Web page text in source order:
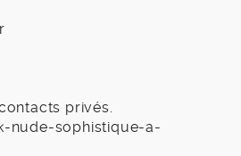
privés.
nude-sophistique-a-